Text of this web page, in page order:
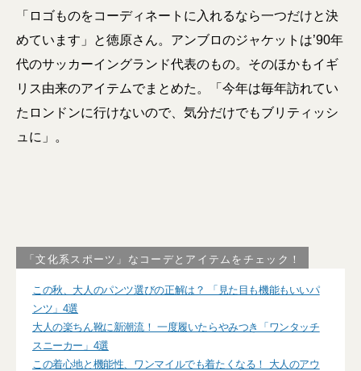
「ロゴものをコーディネートに入れるなら一つだけと決
めています」と徳原さん。アンブロのジャケットは’90年
代のサッカーイングランド代表のもの。そのほかもイギ
リス由来のアイテムでまとめた。「今年は毎年訪れてい
たロンドンに行けないので、気分だけでもブリティッシ
ュに」。
「文化系スポーツ」なコーデとアイテムをチェック！
この秋、大人のパンツ選びの正解は？ 「見た目も機能もいいパ
ンツ」4選
大人の楽ちん靴に新潮流！ 一度履いたらやみつき「ワンタッチ
スニーカー」4選
この着心地と機能性、ワンマイルでも着たくなる！ 大人のアウ